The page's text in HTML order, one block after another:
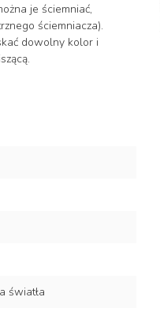
je ściemniać,
ściemniacza).
dowolny kolor i
światła